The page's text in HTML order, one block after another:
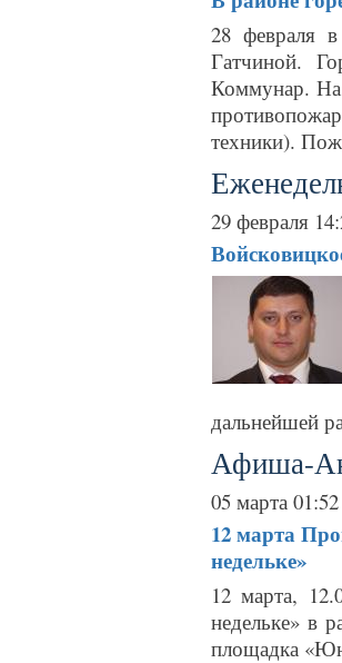
28 февраля
Гатчиной.
Коммунар. На
техники).
29 февраля
дальнейшей
Афиша-
05 марта 01:52
12 марта
недельке»
12 марта,
недельке» в
площадка